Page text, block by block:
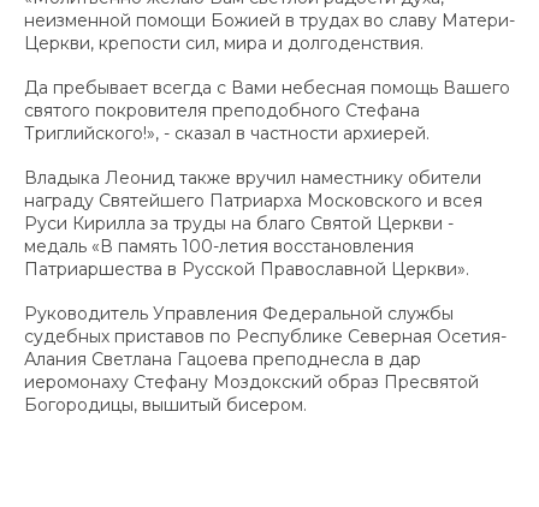
неизменной помощи Божией в трудах во славу Матери-
Церкви, крепости сил, мира и долгоденствия.
Да пребывает всегда с Вами небесная помощь Вашего
святого покровителя преподобного Стефана
Триглийского!», - сказал в частности архиерей.
Владыка Леонид также вручил наместнику обители
награду Святейшего Патриарха Московского и всея
Руси Кирилла за труды на благо Святой Церкви -
медаль «В память 100-летия восстановления
Патриаршества в Русской Православной Церкви».
Руководитель Управления Федеральной службы
судебных приставов по Республике Северная Осетия-
Алания Светлана Гацоева преподнесла в дар
иеромонаху Стефану Моздокский образ Пресвятой
Богородицы, вышитый бисером.